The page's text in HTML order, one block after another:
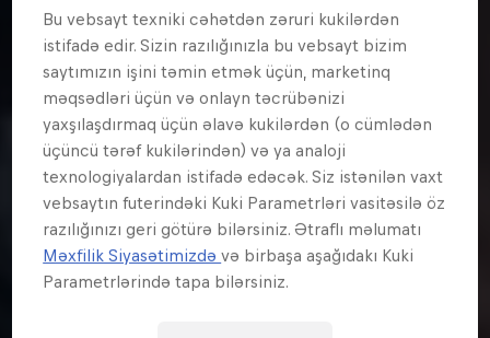
Bu vebsayt texniki cəhətdən zəruri kukilərdən
istifadə edir. Sizin razılığınızla bu vebsayt bizim
saytımızın işini təmin etmək üçün, marketinq
məqsədləri üçün və onlayn təcrübənizi
yaxşılaşdırmaq üçün əlavə kukilərdən (o cümlədən
üçüncü tərəf kukilərindən) və ya analoji
texnologiyalardan istifadə edəcək. Siz istənilən vaxt
vebsaytın futerindəki Kuki Parametrləri vasitəsilə öz
razılığınızı geri götürə bilərsiniz. Ətraflı məlumatı
Məxfilik Siyasətimizdəvə birbaşa aşağıdakı Kuki
Parametrlərində tapa bilərsiniz.